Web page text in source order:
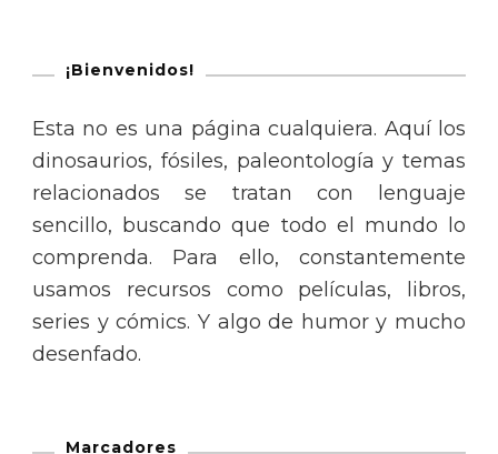
¡Bienvenidos!
Esta no es una página cualquiera. Aquí los
dinosaurios, fósiles, paleontología y temas
relacionados se tratan con lenguaje
sencillo, buscando que todo el mundo lo
comprenda. Para ello, constantemente
usamos recursos como películas, libros,
series y cómics. Y algo de humor y mucho
desenfado.
Marcadores